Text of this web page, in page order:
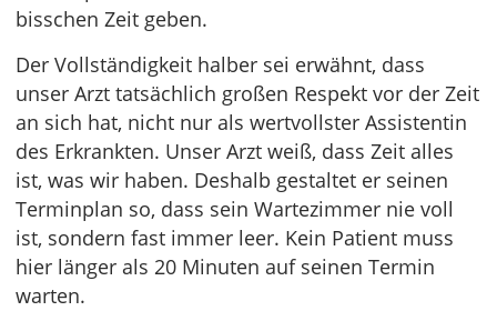
bisschen Zeit geben.
Der Vollständigkeit halber sei erwähnt, dass
unser Arzt tatsächlich großen Respekt vor der Zeit
an sich hat, nicht nur als wertvollster Assistentin
des Erkrankten. Unser Arzt weiß, dass Zeit alles
ist, was wir haben. Deshalb gestaltet er seinen
Terminplan so, dass sein Wartezimmer nie voll
ist, sondern fast immer leer. Kein Patient muss
hier länger als 20 Minuten auf seinen Termin
warten.